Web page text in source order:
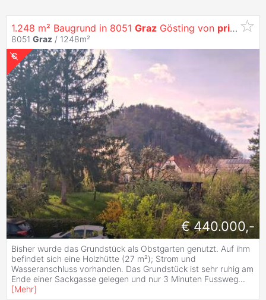
1.248 m² Baugrund in 8051 Graz Gösting von privat an
8051 Graz / 1248m²
€ 440.000,-
Bisher wurde das Grundstück als Obstgarten genutzt. Auf ihm
befindet sich eine Holzhütte (27 m²); Strom und
Wasseranschluss vorhanden. Das Grundstück ist sehr ruhig am
Ende einer Sackgasse gelegen und nur 3 Minuten Fussweg...
[Mehr]